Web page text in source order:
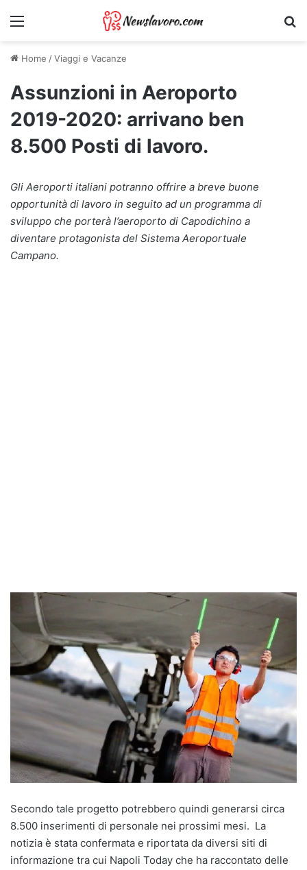
Menu
Home /Viaggi e Vacanze
Assunzioni in Aeroporto
2019-2020: arrivano ben
8.500 Posti di lavoro.
Gli Aeroporti italiani potranno offrire a breve buone
opportunità di lavoro in seguito ad un programma di
sviluppo che porterà l’aeroporto di Capodichino a
diventare protagonista del Sistema Aeroportuale
Campano.
Secondo tale progetto potrebbero quindi generarsi circa
8.500 inserimenti di personale nei prossimi mesi. La
notizia è stata confermata e riportata da diversi siti di
informazione tra cui Napoli Today che ha raccontato delle